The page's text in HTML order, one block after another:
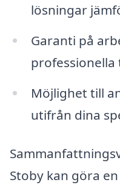
lösningar
Garanti på
professionella
Möjlighet till
utifrån dina
Stoby kan göra